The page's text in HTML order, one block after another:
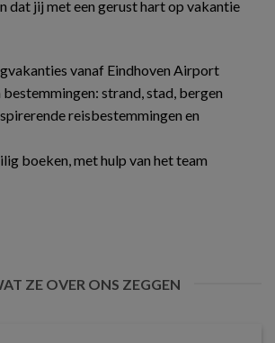
dat jij met een gerust hart op vakantie
vanaf Eindhoven Airport
strand, stad, bergen
reisbestemmingen en
boeken, met hulp van het team
ZE OVER ONS ZEGGEN